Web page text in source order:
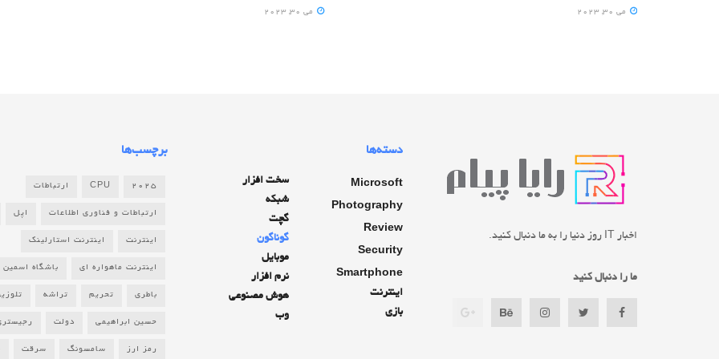
می 30, 2023 می 30, 2023
اخبار IT روز دنیا را به ما دنبال کنید.
ما را دنبال کنید
دسته‌ها
Microsoft
Photography
Review
Security
Smartphone
اینترنت
بازی
سخت افزار
شبکه
گچت
گوناگون
موبایل
نرم افزار
هوش مصنوعی
وب
برچسب‌ها
2025
CPU ارتباطات
ارتباطات و فناوری اطلاعات اپل
اینترنت اینترنت استارلینک
اینترنت ماهواره ای باشگاه اسمین
باطری تحریم تراشه
حسین ابراهیمی دولت
رمز ارز سامسونگ سرقت